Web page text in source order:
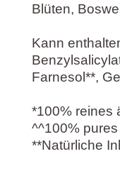
Blüten,
Kann
Farnesol**,
*100% reines
^^100%
**Natürliche